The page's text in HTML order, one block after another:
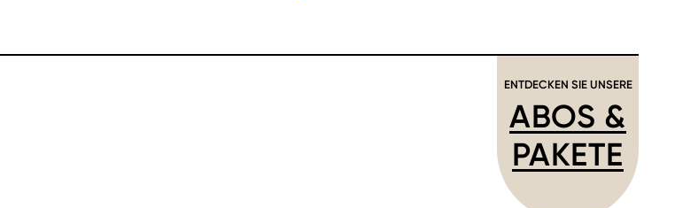
ENTDECKEN SIE UNSERE
ABOS &
PAKETE